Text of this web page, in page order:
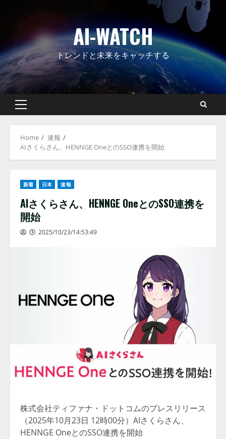
AI-WATCH
トレンドと未来をキャッチする
Primary
Home
速報
AIさくらさん、HENNGE OneとのSSO連携を開始
新着 日本 速報
AIさくらさん、HENNGE OneとのSSO連携を
開始
2025/10/23/14:53:49
株式会社ティファナ・ドットコムのプレスリリース
（2025年10月23日 12時00分）AIさくらさん、
HENNGE OneとのSSO連携を開始